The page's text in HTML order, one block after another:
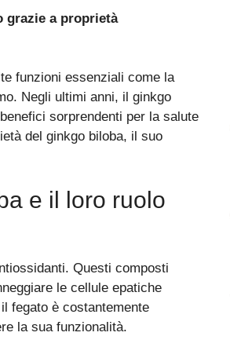
grazie a proprietà
funzioni essenziali come la
Negli ultimi anni, il ginkgo
sorprendenti per la salute
del ginkgo biloba, il suo
e il loro ruolo
Questi composti
le cellule epatiche
fegato è costantemente
la sua funzionalità.